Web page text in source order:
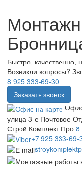
Быстро, качественно,
Возникли вопросы?
8 925 333-69-30
Заказать звонок
улица 3-е Почтовое
Строй Комплект Про 8
+7 925 333-69-